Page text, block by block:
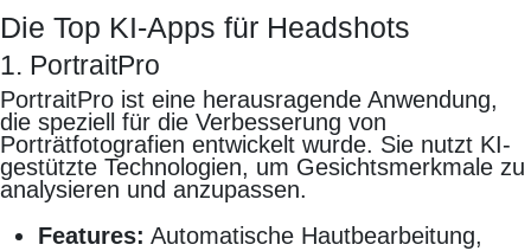
Die Top KI-Apps für Headshots
1. PortraitPro
PortraitPro ist eine herausragende Anwendung,
die speziell für die Verbesserung von
Porträtfotografien entwickelt wurde. Sie nutzt KI-
gestützte Technologien, um Gesichtsmerkmale zu
analysieren und anzupassen.
Features: Automatische Hautbearbeitung,